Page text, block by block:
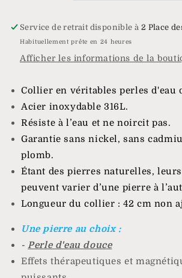
Service de retrait disponible à 2 Place
Habituellement prête en 24 heures
Afficher les informations de la
Collier en véritables perles d'eau
Acier inoxydable 316L.
Résiste à l’eau et ne noircit pas.
Garantie sans nickel, sans
plomb.
Étant des pierres naturelles,
peuvent varier d’une pierre à
Longueur du collier : 42 cm non
Une pierre au choix :
- Perle d'eau douce
Effets thérapeutiques et